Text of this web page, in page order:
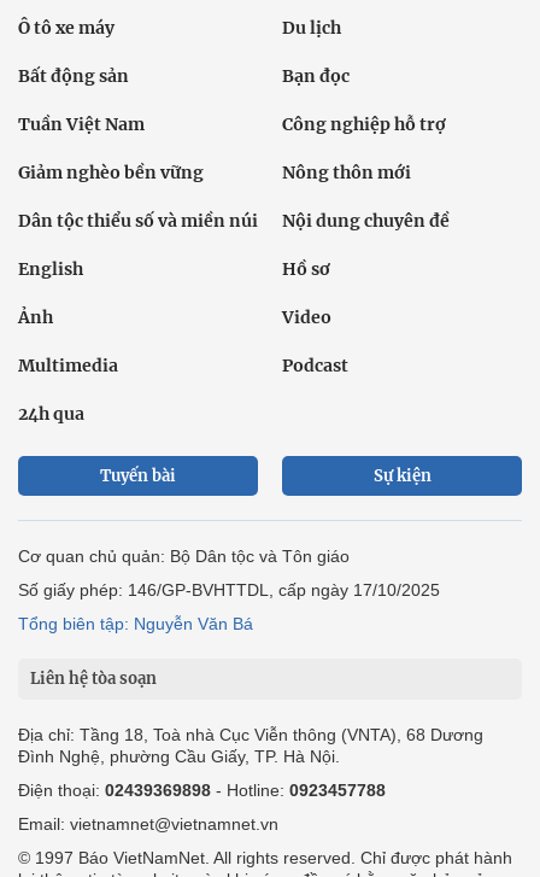
Ô tô xe máy Du lịch
Bất động sản Bạn đọc
Tuần Việt Nam Công nghiệp hỗ trợ
Giảm nghèo bền vững Nông thôn mới
Dân tộc thiểu số và miền núi Nội dung chuyên đề
English Hồ sơ
Ảnh Video
Multimedia Podcast
24h qua
Tuyến bài Sự kiện
Cơ quan chủ quản: Bộ Dân tộc và Tôn giáo
Số giấy phép: 146/GP-BVHTTDL, cấp ngày 17/10/2025
Tổng biên tập: Nguyễn Văn Bá
Liên hệ tòa soạn
Địa chỉ: Tầng 18, Toà nhà Cục Viễn thông (VNTA), 68 Dương
Đình Nghệ, phường Cầu Giấy, TP. Hà Nội.
Điện thoại: 02439369898 - Hotline: 0923457788
Email: vietnamnet@vietnamnet.vn
© 1997 Báo VietNamNet. All rights reserved. Chỉ được phát hành